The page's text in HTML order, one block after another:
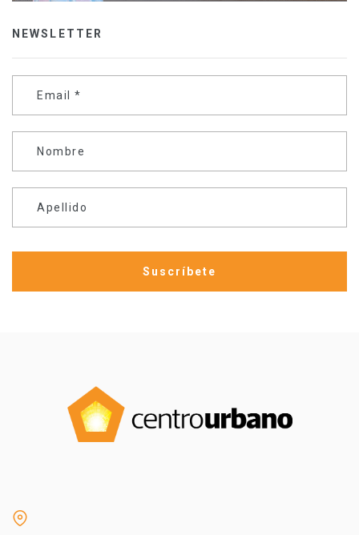
NEWSLETTER
Email *
Nombre
Apellido